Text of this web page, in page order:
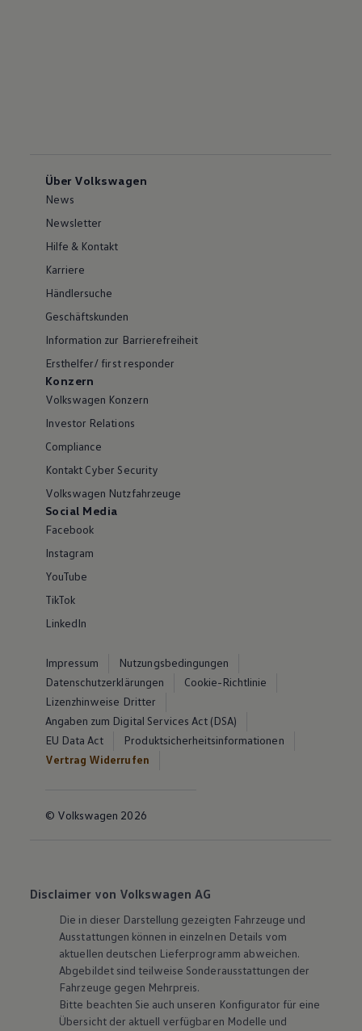
Über Volkswagen
News
Newsletter
Hilfe & Kontakt
Karriere
Händlersuche
Geschäftskunden
Information zur Barrierefreiheit
Ersthelfer/ first responder
Konzern
Volkswagen Konzern
Investor Relations
Compliance
Kontakt Cyber Security
Volkswagen Nutzfahrzeuge
Social Media
Facebook
Instagram
YouTube
TikTok
LinkedIn
Impressum
Nutzungsbedingungen
Datenschutzerklärungen
Cookie-Richtlinie
Lizenzhinweise Dritter
Angaben zum Digital Services Act (DSA)
EU Data Act
Produktsicherheitsinformationen
Vertrag Widerrufen
© Volkswagen 2026
Disclaimer von Volkswagen AG
Die in dieser Darstellung gezeigten Fahrzeuge und
Ausstattungen können in einzelnen Details vom
aktuellen deutschen Lieferprogramm abweichen.
Abgebildet sind teilweise Sonderausstattungen der
Fahrzeuge gegen Mehrpreis.
Bitte beachten Sie auch unseren Konfigurator für eine
Übersicht der aktuell verfügbaren Modelle und